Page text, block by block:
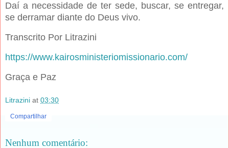
Daí a necessidade de ter sede, buscar, se entregar,
se derramar diante do Deus vivo.
Transcrito Por Litrazini
https://www.kairosministeriomissionario.com/
Graça e Paz
Litrazini at 03:30
Compartilhar
Nenhum comentário: